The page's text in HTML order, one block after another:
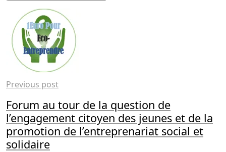
Previous post
Forum au tour de la question de
l’engagement citoyen des jeunes et de la
promotion de l’entreprenariat social et
solidaire